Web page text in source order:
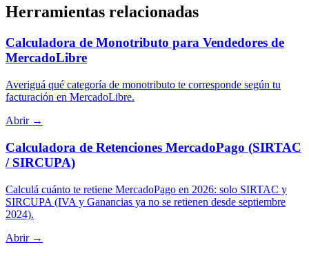
Herramientas relacionadas
Calculadora de Monotributo para Vendedores de
MercadoLibre
Averiguá qué categoría de monotributo te corresponde según tu
facturación en MercadoLibre.
Abrir →
Calculadora de Retenciones MercadoPago (SIRTAC
/ SIRCUPA)
Calculá cuánto te retiene MercadoPago en 2026: solo SIRTAC y
SIRCUPA (IVA y Ganancias ya no se retienen desde septiembre
2024).
Abrir →